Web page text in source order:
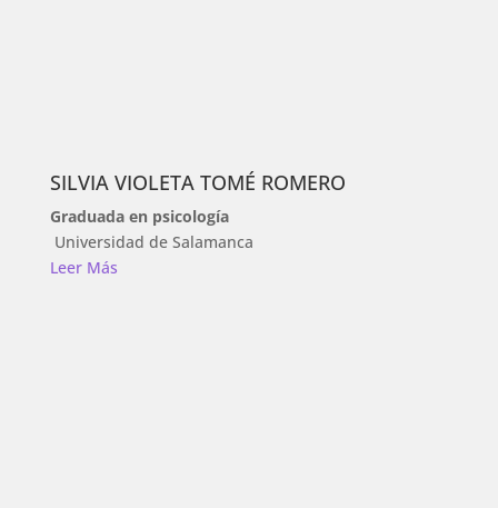
SILVIA VIOLETA TOMÉ ROMERO
Graduada en psicología
Universidad de Salamanca
Leer Más